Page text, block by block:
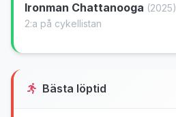
Ironman Chattanooga (2025)
2:a på cykellistan
Bästa löptid